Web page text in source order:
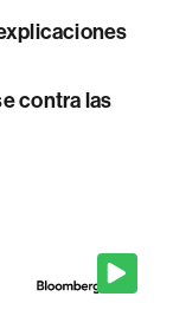
contra las